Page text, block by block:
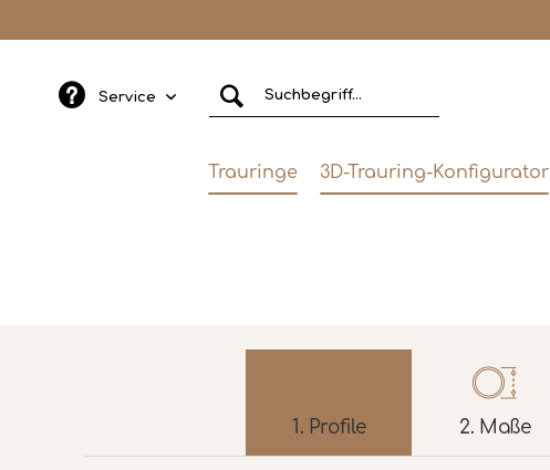
Service
Trauringe 3D-Trauring-Konfigurator
1. Profile 2. Maße